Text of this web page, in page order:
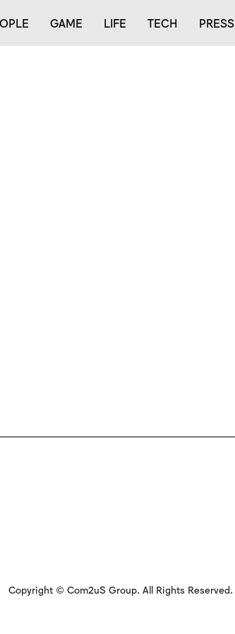
GAME LIFE TECH PRESS
Copyright © Com2uS Group. All Rights Reserved.